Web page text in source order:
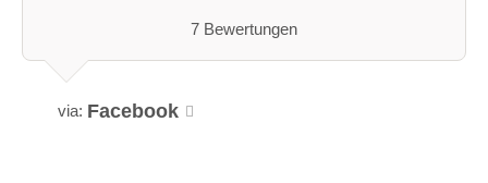
7 Bewertungen
via: Facebook